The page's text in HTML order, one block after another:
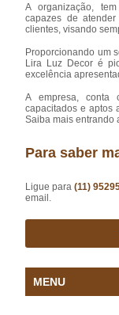
A organização,
capazes de
clientes, visando
Proporcionando um
Lira Luz Decor é
excelência
A empresa, conta
capacitados e aptos
Saiba mais entrando
Para saber
Ligue para(11)
email.
MENU